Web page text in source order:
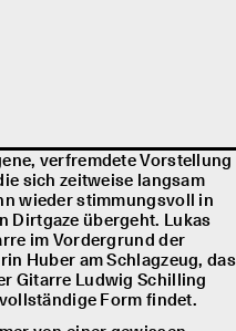
verfremdete Vorstellung
sich zeitweise langsam
wieder stimmungsvoll in
Dirtgaze übergeht. Lukas
im Vordergrund der
Huber am Schlagzeug, das
Gitarre Ludwig Schilling
Form findet.